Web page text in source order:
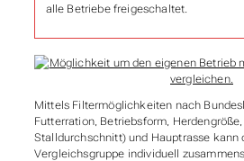
alle Betriebe freigeschaltet.
Mittels Filtermöglichkeiten nach
Futterration, Betriebsform,
Stalldurchschnitt) und Hauptrasse kann
Vergleichsgruppe individuell